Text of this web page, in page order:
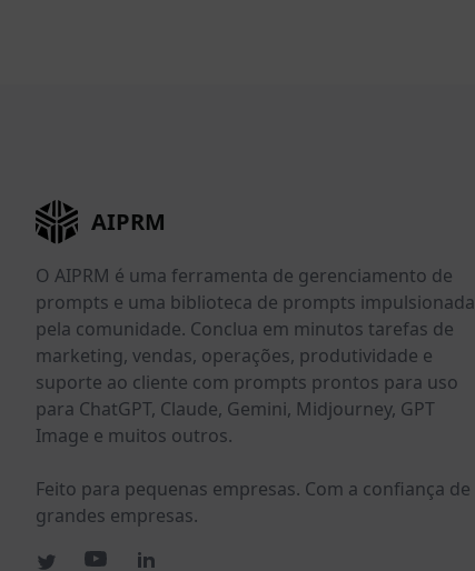
AIPRM
O AIPRM é uma ferramenta de gerenciamento de
prompts e uma biblioteca de prompts impulsionada
pela comunidade. Conclua em minutos tarefas de
marketing, vendas, operações, produtividade e
suporte ao cliente com prompts prontos para uso
para ChatGPT, Claude, Gemini, Midjourney, GPT
Image e muitos outros.
Feito para pequenas empresas. Com a confiança de
grandes empresas.